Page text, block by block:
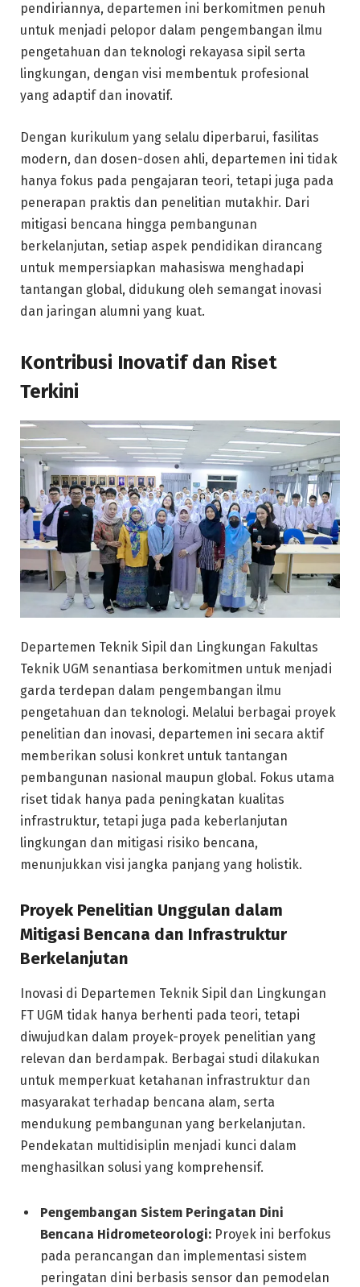
pendiriannya, departemen ini berkomitmen penuh
untuk menjadi pelopor dalam pengembangan ilmu
pengetahuan dan teknologi rekayasa sipil serta
lingkungan, dengan visi membentuk profesional
yang adaptif dan inovatif.
Dengan kurikulum yang selalu diperbarui, fasilitas
modern, dan dosen-dosen ahli, departemen ini tidak
hanya fokus pada pengajaran teori, tetapi juga pada
penerapan praktis dan penelitian mutakhir. Dari
mitigasi bencana hingga pembangunan
berkelanjutan, setiap aspek pendidikan dirancang
untuk mempersiapkan mahasiswa menghadapi
tantangan global, didukung oleh semangat inovasi
dan jaringan alumni yang kuat.
Kontribusi Inovatif dan Riset
Terkini
Departemen Teknik Sipil dan Lingkungan Fakultas
Teknik UGM senantiasa berkomitmen untuk menjadi
garda terdepan dalam pengembangan ilmu
pengetahuan dan teknologi. Melalui berbagai proyek
penelitian dan inovasi, departemen ini secara aktif
memberikan solusi konkret untuk tantangan
pembangunan nasional maupun global. Fokus utama
riset tidak hanya pada peningkatan kualitas
infrastruktur, tetapi juga pada keberlanjutan
lingkungan dan mitigasi risiko bencana,
menunjukkan visi jangka panjang yang holistik.
Proyek Penelitian Unggulan dalam
Mitigasi Bencana dan Infrastruktur
Berkelanjutan
Inovasi di Departemen Teknik Sipil dan Lingkungan
FT UGM tidak hanya berhenti pada teori, tetapi
diwujudkan dalam proyek-proyek penelitian yang
relevan dan berdampak. Berbagai studi dilakukan
untuk memperkuat ketahanan infrastruktur dan
masyarakat terhadap bencana alam, serta
mendukung pembangunan yang berkelanjutan.
Pendekatan multidisiplin menjadi kunci dalam
menghasilkan solusi yang komprehensif.
Pengembangan Sistem Peringatan Dini
Bencana Hidrometeorologi: Proyek ini berfokus
pada perancangan dan implementasi sistem
peringatan dini berbasis sensor dan pemodelan